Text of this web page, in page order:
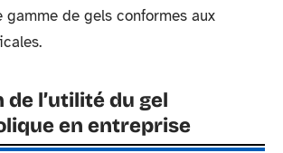
gamme de gels conformes aux
de l’utilité du gel
en entreprise